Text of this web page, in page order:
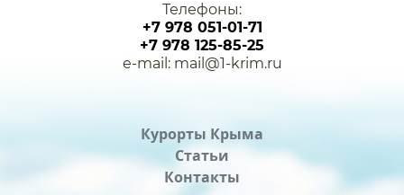
Курорты Крыма
Статьи
Контакты
Телефоны:
+7 978 051-01-71
+7 978 125-85-25
e-mail: mail@1-krim.ru